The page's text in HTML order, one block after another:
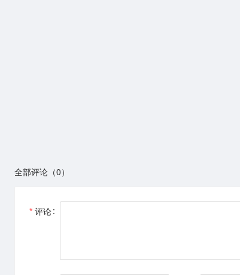
全部评论（0）
评论